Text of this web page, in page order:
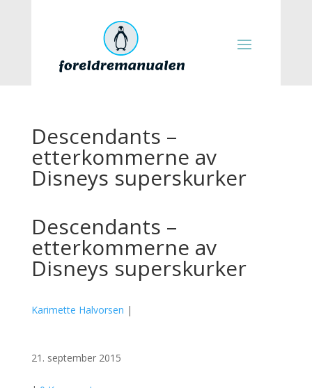
Descendants –
etterkommerne av
Disneys superskurker
Descendants –
etterkommerne av
Disneys superskurker
Karimette Halvorsen |
21. september 2015